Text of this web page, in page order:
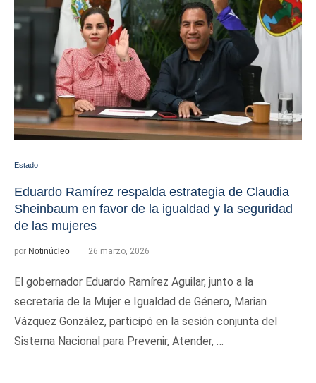
Estado
Eduardo Ramírez respalda estrategia de Claudia
Sheinbaum en favor de la igualdad y la seguridad
de las mujeres
por Notinúcleo 26 marzo, 2026
El gobernador Eduardo Ramírez Aguilar, junto a la
secretaria de la Mujer e Igualdad de Género, Marian
Vázquez González, participó en la sesión conjunta del
Sistema Nacional para Prevenir, Atender, …